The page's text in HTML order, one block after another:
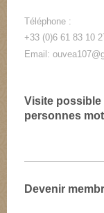
Téléphone :
+33 (0)6 61 83 10
Email:
Visite
personnes
Devenir